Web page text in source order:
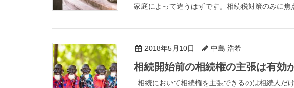
家庭によって違うはずです。相続税対策のみに焦
2018年5月10日 中島 浩希
相続開始前の相続権の主張は有効
相続において相続権を主張できるのは相続人だ